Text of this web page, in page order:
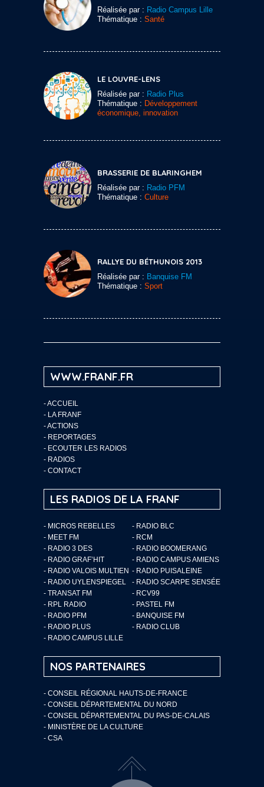
Réalisée par : Radio Campus Lille
Thématique : Santé
LE LOUVRE-LENS
Réalisée par : Radio Plus
Thématique : Développement
économique, innovation
BRASSERIE DE BLARINGHEM
Réalisée par : Radio PFM
Thématique : Culture
RALLYE DU BÉTHUNOIS 2013
Réalisée par : Banquise FM
Thématique : Sport
WWW.FRANF.FR
-ACCUEIL
- LA FRANF
-ACTIONS
- REPORTAGES
- ECOUTER LES RADIOS
- RADIOS
- CONTACT
LES RADIOS DE LA FRANF
- MICROS REBELLES
- RADIO BLC
- MEET FM
- RCM
- RADIO 3 DES
- RADIO BOOMERANG
- RADIO GRAF’HIT
- RADIO CAMPUS AMIENS
- RADIO VALOIS MULTIEN - RADIO PUISALEINE
- RADIO UYLENSPIEGEL
- RADIO SCARPE SENSÉE
- TRANSAT FM
- RCV99
- RPL RADIO
- PASTEL FM
- RADIO PFM
- BANQUISE FM
- RADIO PLUS
- RADIO CLUB
- RADIO CAMPUS LILLE
NOS PARTENAIRES
- CONSEIL RÉGIONAL HAUTS-DE-FRANCE
- CONSEIL DÉPARTEMENTAL DU NORD
- CONSEIL DÉPARTEMENTAL DU PAS-DE-CALAIS
- MINISTÈRE DE LA CULTURE
- CSA